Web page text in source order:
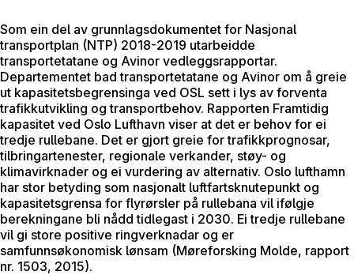
Som ein del av grunnlagsdokumentet for Nasjonal
transportplan (NTP) 2018-2019 utarbeidde
transportetatane og Avinor vedleggsrapportar.
Departementet bad transportetatane og Avinor om å greie
ut kapasitetsbegrensinga ved OSL sett i lys av forventa
trafikkutvikling og transportbehov. Rapporten Framtidig
kapasitet ved Oslo Lufthavn viser at det er behov for ei
tredje rullebane. Det er gjort greie for trafikkprognosar,
tilbringartenester, regionale verkander, støy- og
klimavirknader og ei vurdering av alternativ. Oslo lufthamn
har stor betyding som nasjonalt luftfartsknutepunkt og
kapasitetsgrensa for flyrørsler på rullebana vil ifølgje
berekningane bli nådd tidlegast i 2030. Ei tredje rullebane
vil gi store positive ringverknadar og er
samfunnsøkonomisk lønsam (Møreforsking Molde, rapport
nr. 1503, 2015).